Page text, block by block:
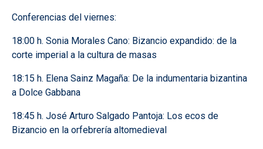
Conferencias del viernes:
18:00 h. Sonia Morales Cano: Bizancio expandido: de la
corte imperial a la cultura de masas
18:15 h. Elena Sainz Magaña: De la indumentaria bizantina
a Dolce Gabbana
18:45 h. José Arturo Salgado Pantoja: Los ecos de
Bizancio en la orfebrería altomedieval